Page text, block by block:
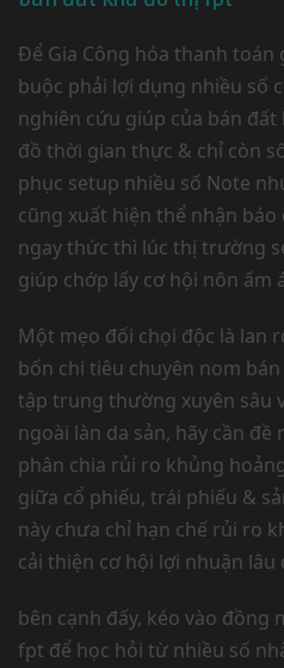
Để Gia Công hóa thanh toán
buộc phải lợi dụng nhiều số
nghiên cứu giúp của bán
đồ thời gian thực & chỉ còn
phục setup nhiều số Note
cũng xuất hiện thể nhận
ngay thức thì lúc thị trường
giúp chớp lấy cơ hội nôn ấm
Một mẹo đối chọi độc là lan
bốn chi tiêu chuyên nom
tập trung thường xuyên sâu
ngoài làn da sản, hãy cần
phân chia rủi ro khủng
giữa cổ phiếu, trái phiếu &
này chưa chỉ hạn chế rủi ro
cải thiện cơ hội lợi nhuận lâu
bên cạnh đấy, kéo vào đồng
fpt để học hỏi từ nhiều số